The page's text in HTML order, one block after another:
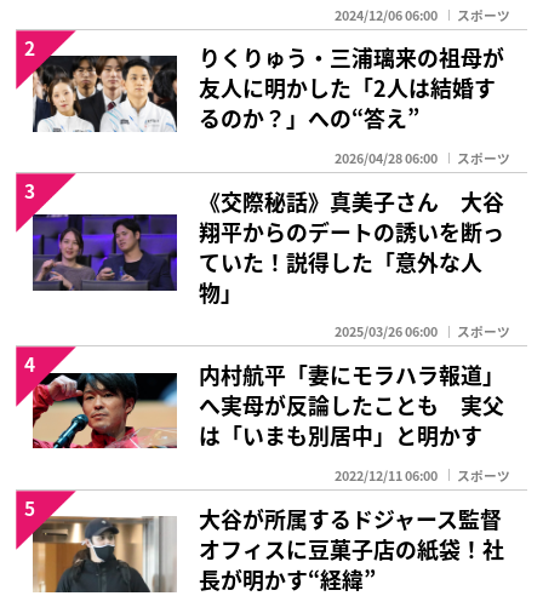
2024/12/06 06:00 スポーツ
りくりゅう・三浦璃来の祖母が
友人に明かした「2人は結婚す
るのか？」への“答え”
2026/04/28 06:00 スポーツ
2
《交際秘話》真美子さん 大谷
翔平からのデートの誘いを断っ
ていた！説得した「意外な人
物」
2025/03/26 06:00 スポーツ
3
内村航平「妻にモラハラ報道」
へ実母が反論したことも 実父
は「いまも別居中」と明かす
2022/12/11 06:00 スポーツ
4
大谷が所属するドジャース監督
オフィスに豆菓子店の紙袋！社
長が明かす“経緯”
5